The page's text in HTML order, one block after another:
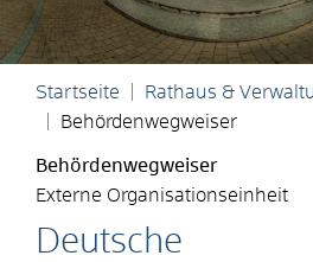
Startseite Rathaus &
Behördenwegweiser
Behördenwegweiser
Externe Organisationseinheit
Deutsche